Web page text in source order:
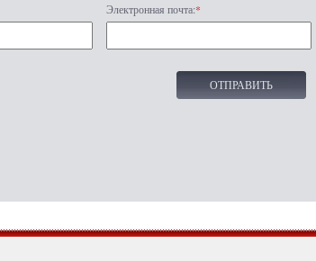
Электронная почта:*